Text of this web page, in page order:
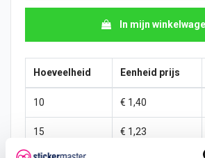
In mijn
Hoeveelheid Eenheid prijs
10 € 1,40
15 € 1,23